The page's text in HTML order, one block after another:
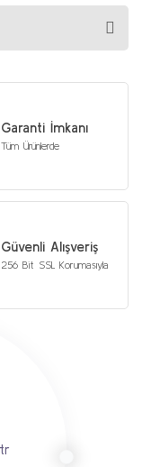
Garanti İmkanı
Tüm Ürünlerde
Güvenli Alışveriş
256 Bit SSL Korumasıyla